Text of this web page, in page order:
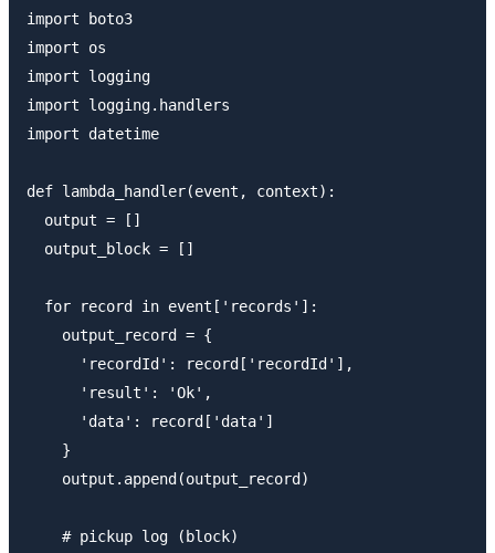
import boto3
import os
import logging
import logging.handlers
import datetime
def lambda_handler(event, context):
  output = []
  output_block = []
  for record in event['records']:
    output_record = {
      'recordId': record['recordId'],
      'result': 'Ok',
      'data': record['data']
    }
    output.append(output_record)
    # pickup log (block)